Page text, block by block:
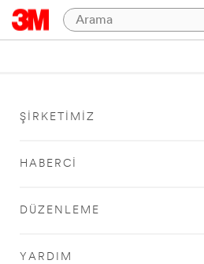
ŞIRKETIMIZ
HABERCI
DÜZENLEME
YARDIM